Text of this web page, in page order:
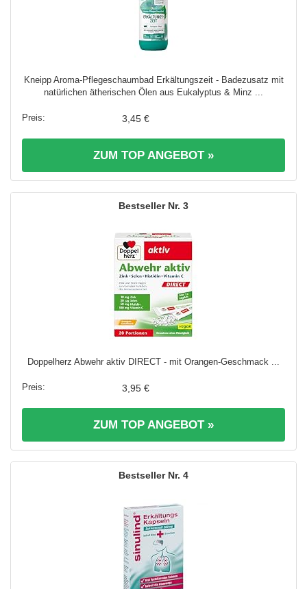
Kneipp Aroma-Pflegeschaumbad Erkältungszeit - Badezusatz mit
natürlichen ätherischen Ölen aus Eukalyptus & Minz ...
3,45 €
ZUM TOP ANGEBOT »
3
Doppelherz Abwehr aktiv DIRECT - mit Orangen-Geschmack ...
3,95 €
ZUM TOP ANGEBOT »
4